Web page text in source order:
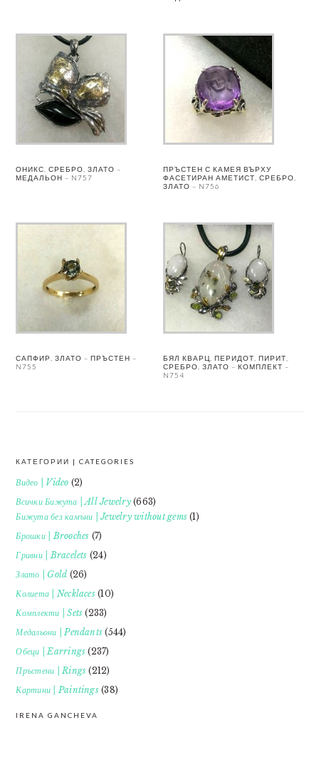
ОНИКС, СРЕБРО, ЗЛАТО –
МЕДАЛЬОН – N757
ПРЪСТЕН С КАМЕЯ ВЪРХУ
ФАСЕТИРАН АМЕТИСТ, СРЕБРО,
ЗЛАТО – N756
САПФИР, ЗЛАТО – ПРЪСТЕН –
N755
БЯЛ КВАРЦ, ПЕРИДОТ, ПИРИТ,
СРЕБРО, ЗЛАТО – КОМПЛЕКТ –
N754
FOOTER
КАТЕГОРИИ | CATEGORIES
Видео | Video (2)
Всички Бижута | All Jewelry(663)
Бижута без камъни | Jewelry without gems (1)
Брошки | Brooches (7)
Гривни | Bracelets (24)
Злато | Gold (26)
Колиета | Necklaces(10)
Комплекти | Sets (233)
Медальони | Pendants (544)
Обеци | Earrings (237)
Пръстени | Rings (212)
Картини | Paintings(38)
IRENA GANCHEVA